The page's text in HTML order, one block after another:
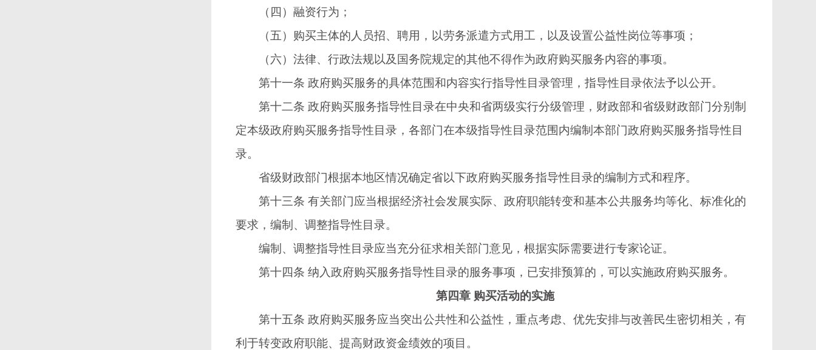
（四）融资行为；
（五）购买主体的人员招、聘用，以劳务派遣方式用工，以及设置公益性岗位等事项；
（六）法律、行政法规以及国务院规定的其他不得作为政府购买服务内容的事项。
第十一条 政府购买服务的具体范围和内容实行指导性目录管理，指导性目录依法予以公开。
第十二条 政府购买服务指导性目录在中央和省两级实行分级管理，财政部和省级财政部门分别制
定本级政府购买服务指导性目录，各部门在本级指导性目录范围内编制本部门政府购买服务指导性目
录。
省级财政部门根据本地区情况确定省以下政府购买服务指导性目录的编制方式和程序。
第十三条 有关部门应当根据经济社会发展实际、政府职能转变和基本公共服务均等化、标准化的
要求，编制、调整指导性目录。
编制、调整指导性目录应当充分征求相关部门意见，根据实际需要进行专家论证。
第十四条 纳入政府购买服务指导性目录的服务事项，已安排预算的，可以实施政府购买服务。
第四章 购买活动的实施
第十五条 政府购买服务应当突出公共性和公益性，重点考虑、优先安排与改善民生密切相关，有
利于转变政府职能、提高财政资金绩效的项目。